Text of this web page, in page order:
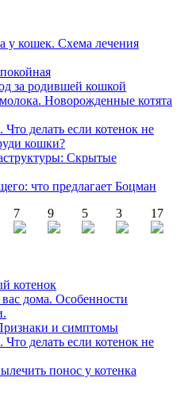
у кошек. Схема лечения
за родившей кошкой
Новорожденные котята
Что делать если котенок не
кошки?
Скрытые
что предлагает Боцман
7 9 5 3 17
котенок
дома. Особенности
и симптомы
Что делать если котенок не
понос у котенка